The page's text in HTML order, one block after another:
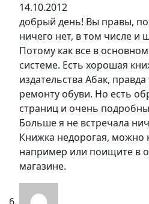
14.10.2012
добрый день! Вы правы, по
ничего нет, в том числе и
Потому как все в
системе. Есть хорошая
издательства Абак,
ремонту обуви. Но есть
страниц и очень
Больше я не встречала
Книжка недорогая, можно
например или поищите в
магазине.